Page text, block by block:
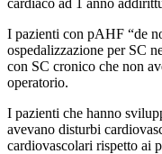
cardiaco ad 1 anno
I pazienti con pAHF “de
ospedalizzazione per SC
con SC cronico che non
operatorio.
I pazienti che hanno
avevano disturbi
cardiovascolari rispetto ai